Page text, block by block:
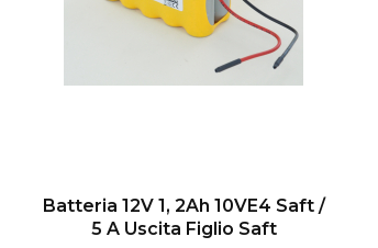
Batteria 12V 1, 2Ah 10VE4 Saft /
5 A Uscita Figlio Saft